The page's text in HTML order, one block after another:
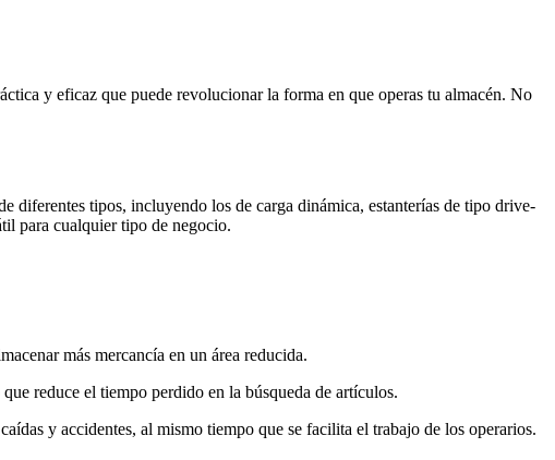
y eficaz que puede revolucionar la forma en que operas tu almacén. No
diferentes tipos, incluyendo los de carga dinámica, estanterías de tipo drive-
para cualquier tipo de negocio.
más mercancía en un área reducida.
reduce el tiempo perdido en la búsqueda de artículos.
y accidentes, al mismo tiempo que se facilita el trabajo de los operarios.